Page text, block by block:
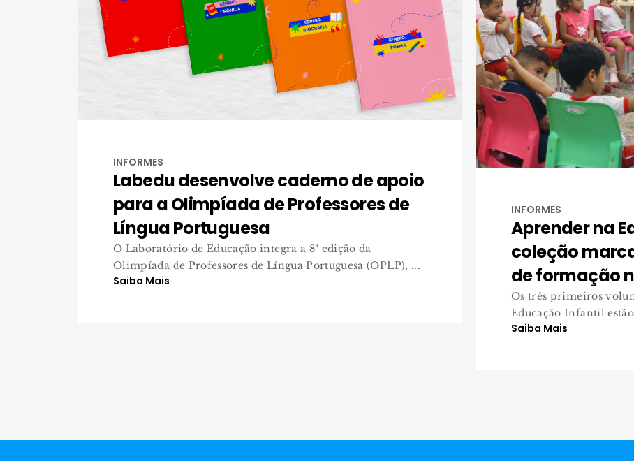
INFORMES
Labedu desenvolve caderno de apoio
para a Olimpíada de Professores de
Língua Portuguesa
O Laboratório de Educação integra a 8ª edição da
Olimpíada de Professores de Língua Portuguesa (OPLP), ...
Saiba Mais
INFORMES
Aprender na
coleção
de formação
Os três primeiros
Educação Infantil
Saiba Mais